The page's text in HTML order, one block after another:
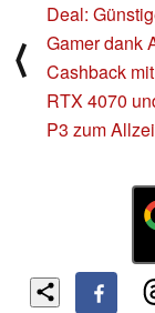
⟨
Deal:
Gamer dank
Cashback
RTX 4070
P3 zum